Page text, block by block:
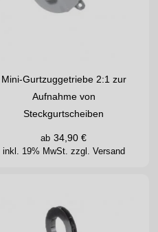
Mini-Gurtzuggetriebe 2:1 zur
Aufnahme von
Steckgurtscheiben
inkl. 19% MwSt. zzgl. Versand
ab 34,90 €